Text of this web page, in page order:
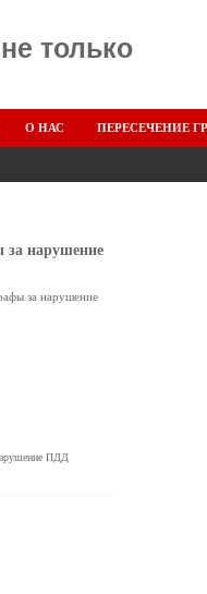
только
О НАС ПЕРЕСЕЧЕНИЕ
нарушение
за нарушение
ПДД